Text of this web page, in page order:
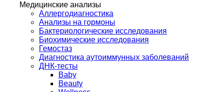
Медицинские анализы
Аллергодиагностика
Анализы на гормоны
Бактериологические исследования
Биохимические исследования
Гемостаз
Диагностика аутоиммунных заболеваний
ДНК-тесты
Baby
Beauty